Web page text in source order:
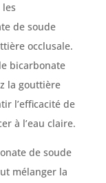
de soude
occlusale.
bicarbonate
la gouttière
l’efficacité de
à l’eau claire.
de soude
mélanger la